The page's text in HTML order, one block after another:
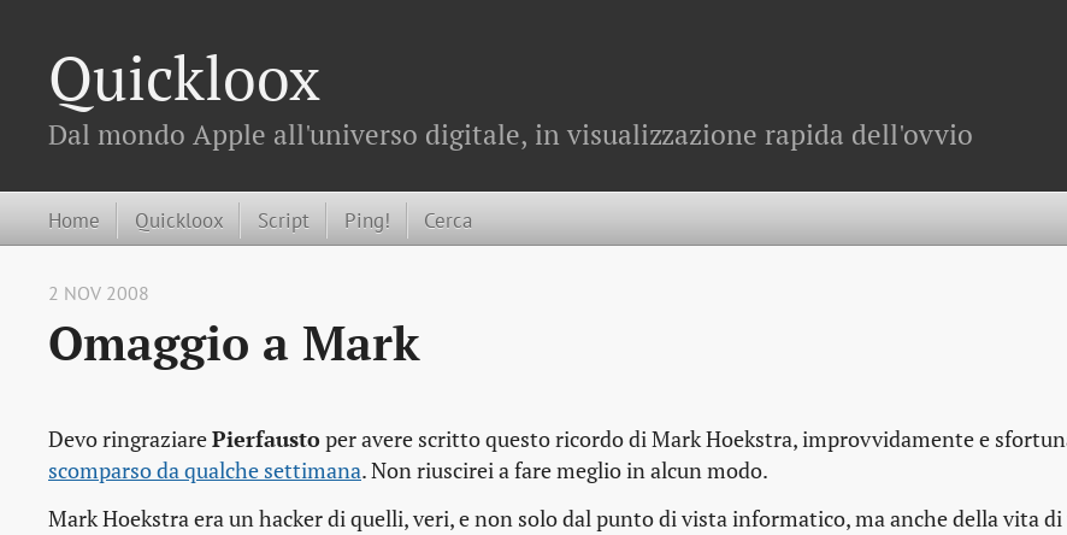
Quickloox
Dal mondo Apple all'universo digitale, in visualizzazione rapida dell'ovvio
Home Quickloox Script Ping! Cerca
2 NOV 2008
Omaggio a Mark
Devo ringraziarePierfaustoper avere scritto questo ricordo di Mark Hoekstra, improvvidamente e
scomparso da qualche settimana. Non riuscirei a fare meglio in alcun modo.
Mark Hoekstra era unhackerdi quelli, veri, e non solo dal punto di vista informatico, ma anche della vita